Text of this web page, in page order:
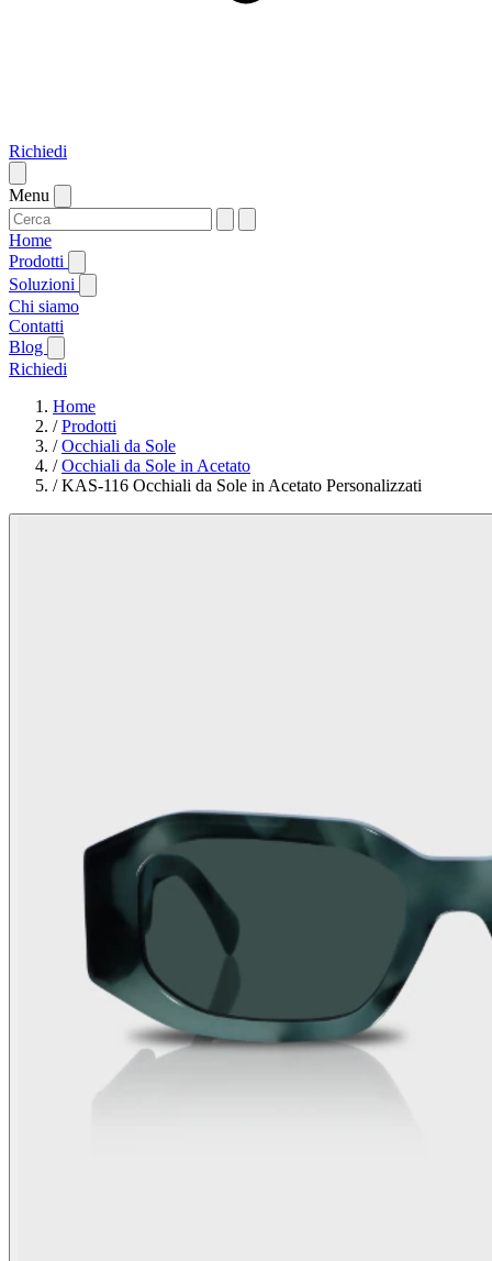
Richiedi
Menu
Home
Prodotti
Soluzioni
Chi siamo
Contatti
Blog
Richiedi
Home
/Prodotti
/Occhiali da Sole
/Occhiali da Sole in Acetato
/KAS-116 Occhiali da Sole in Acetato Personalizzati